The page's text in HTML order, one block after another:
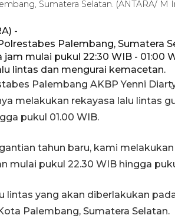
Sumatera Selatan. (ANTARA/ M
-
Palembang, Sumatera
mulai pukul 22:30 WIB - 01:00
lintas dan mengurai kemacetan.
Palembang AKBP Yenni
melakukan rekayasa lalu lintas
pukul 01.00 WIB.
tahun baru, kami
mulai pukul 22.30 WIB hingga
lintas yang akan diberlakukan
Palembang, Sumatera Selatan.